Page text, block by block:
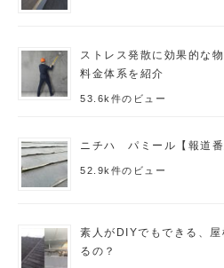
ストレス発散に効果的な
料金体系を紹介
53.6k件のビュー
ニチハ パミール【報道番
52.9k件のビュー
素人がDIYでもできる、
るの？